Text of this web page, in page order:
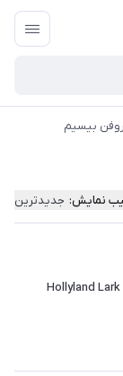
بیسیم
نمایش: جدیدترین